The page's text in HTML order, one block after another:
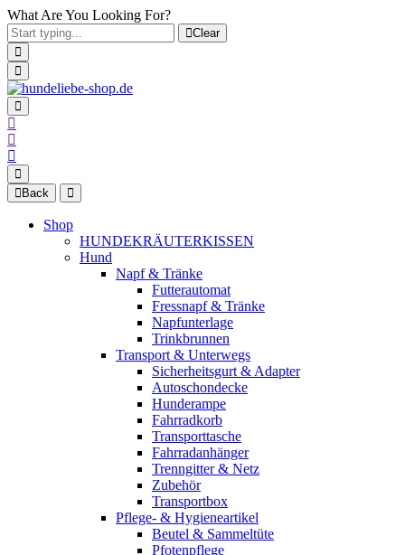
What Are You Looking For?
Clear
Back
Shop
HUNDEKRÄUTERKISSEN
Hund
Napf & Tränke
Futterautomat
Fressnapf & Tränke
Napfunterlage
Trinkbrunnen
Transport & Unterwegs
Sicherheitsgurt & Adapter
Autoschondecke
Hunderampe
Fahrradkorb
Transporttasche
Fahrradanhänger
Trenngitter & Netz
Zubehör
Transportbox
Pflege- & Hygieneartikel
Beutel & Sammeltüte
Pfotenpflege